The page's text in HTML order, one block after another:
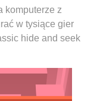
może uwolnić
o to, jak grasz, ale
komputerze z
w tysiące gier
hide and seek